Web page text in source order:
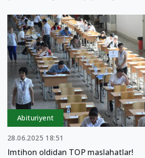
Abituriyent
28.06.2025 18:51
Imtihon oldidan TOP maslahatlar!